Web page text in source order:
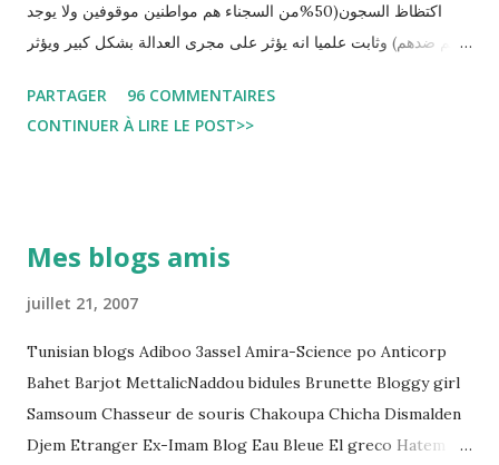
اكتظاظ السجون(50%من السجناء هم مواطنين موقوفين ولا يوجد
حكم ضدهم) وثابت علميا انه يؤثر على مجرى العدالة بشكل كبير ويؤثر
التي قضاها تحفظيا . هذه الممارسات تسبب كوارث اجتماعية واقتصادية
و تجعل المواطن يحقد على المنظومة القضائية و يحس بالظلم و القهر
regard des Lignes directrices Luanda"
PARTAGER
96 COMMENTAIRES
CONTINUER À LIRE LE POST>>
Mes blogs amis
juillet 21, 2007
Tunisian blogs Adiboo 3assel Amira-Science po Anticorp
Bahet Barjot MettalicNaddou bidules Brunette Bloggy girl
Samsoum Chasseur de souris Chakoupa Chicha Dismalden
Djem Etranger Ex-Imam Blog Eau Bleue El greco Hatem